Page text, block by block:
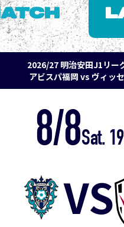
2026/27 明治安田J1リー
アビスパ福岡 vs ヴィッ
8/8Sat.
VS